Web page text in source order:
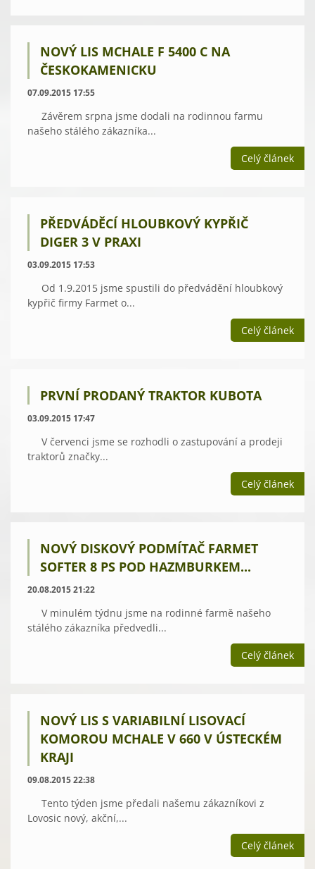
NOVÝ LIS MCHALE F 5400 C NA
ČESKOKAMENICKU
07.09.2015 17:55
Závěrem srpna jsme dodali na rodinnou farmu
našeho stálého zákazníka...
Celý článek
PŘEDVÁDĚCÍ HLOUBKOVÝ KYPŘIČ
DIGER 3 V PRAXI
03.09.2015 17:53
Od 1.9.2015 jsme spustili do předvádění hloubkový
kypřič firmy Farmet o...
Celý článek
PRVNÍ PRODANÝ TRAKTOR KUBOTA
03.09.2015 17:47
V červenci jsme se rozhodli o zastupování a prodeji
traktorů značky...
Celý článek
NOVÝ DISKOVÝ PODMÍTAČ FARMET
SOFTER 8 PS POD HAZMBURKEM...
20.08.2015 21:22
V minulém týdnu jsme na rodinné farmě našeho
stálého zákazníka předvedli...
Celý článek
NOVÝ LIS S VARIABILNÍ LISOVACÍ
KOMOROU MCHALE V 660 V ÚSTECKÉM
KRAJI
09.08.2015 22:38
Tento týden jsme předali našemu zákazníkovi z
Lovosic nový, akční,...
Celý článek